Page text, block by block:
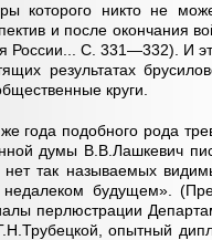
которого никто не
и после окончания
России... С. 331—332). И
результатах
круги.
года подобного рода
думы В.В.Лашкевич
нет так называемых
недалеком будущем».
перлюстрации
опытный